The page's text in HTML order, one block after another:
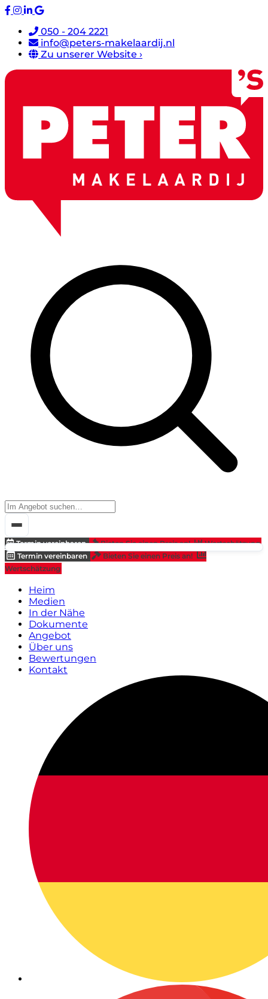
050 - 204 2221
info@peters-makelaardij.nl
Zu unserer Website ›
Termin vereinbaren Bieten Sie einen Preis an!
Wertschätzung
Termin vereinbaren
Bieten Sie einen Preis an!
Wertschätzung
Heim
Medien
In der Nähe
Dokumente
Angebot
Über uns
Bewertungen
Kontakt